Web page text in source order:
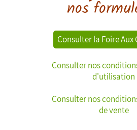
nos
Consulter la Foire Aux
Consulter nos
d'utilisation
Consulter nos
de vente